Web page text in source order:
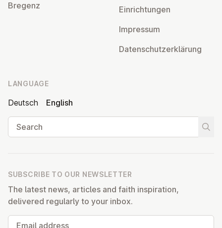
Bregenz
Ein­rich­tun­gen
Impressum
Datens­chutzerklärung
LANGUAGE
Deutsch
English
Search
SUBSCRIBE TO OUR NEWSLETTER
The latest news, articles and faith inspiration,
delivered regularly to your inbox.
Email address